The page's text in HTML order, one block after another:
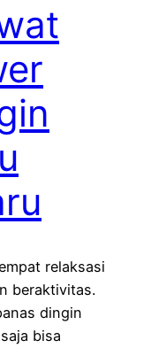
relaksasi
beraktivitas.
dingin
bisa